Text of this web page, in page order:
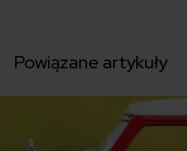
Powiązane artykuły